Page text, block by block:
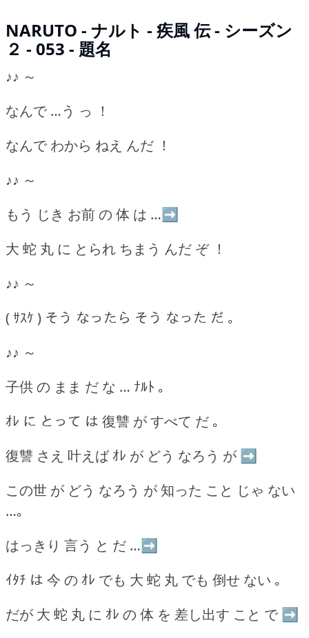
NARUTO - ナルト - 疾風 伝 - シーズン
２ - 053 - 題名
♪♪ ～
なんで …う っ ！
なんで わから ねえ んだ ！
♪♪ ～
もう じき お前 の 体 は …➡
大 蛇 丸 に とられ ちまう んだ ぞ ！
♪♪ ～
( ｻｽｹ ) そう なったら そう なった だ ｡
♪♪ ～
子供 の まま だ な … ﾅﾙﾄ ｡
ｵﾚ に とって は 復讐 が すべて だ ｡
復讐 さえ 叶えば ｵﾚ が どう なろう が ➡
この世 が どう なろう が 知った こと じゃ ない
…｡
はっきり 言う と だ …➡
ｲﾀﾁ は 今 の ｵﾚ でも 大 蛇 丸 でも 倒せ ない ｡
だが 大 蛇 丸 に ｵﾚ の 体 を 差し出す こと で ➡